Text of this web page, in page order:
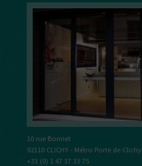
10 rue Bonnet
92110 CLICHY - Métro Porte de Clichy
+33 (0) 1 47 37 33 75